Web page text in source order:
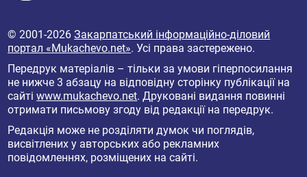
© 2001-2026Закарпатський інформаційно-діловий
портал «Mukachevo.net». Усі права застережено.
Передрук матеріалів – тільки за умови гіперпосилання
не нижче 3 абзацу на відповідну сторінку публікації на
сайтіwww.mukachevo.net. Друковані видання повинні
отримати письмову згоду від редакції на передрук.
Редакція може не розділяти думок чи поглядів,
висвітлених у авторських або рекламних
повідомленнях, розміщених на сайті.